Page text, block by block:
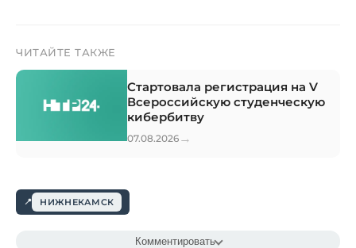
ЧИТАЙТЕ ТАКЖЕ
Стартовала регистрация на V
Всероссийскую студенческую
кибербитву
07.08.2026 →
НИЖНЕКАМСК
Комментировать